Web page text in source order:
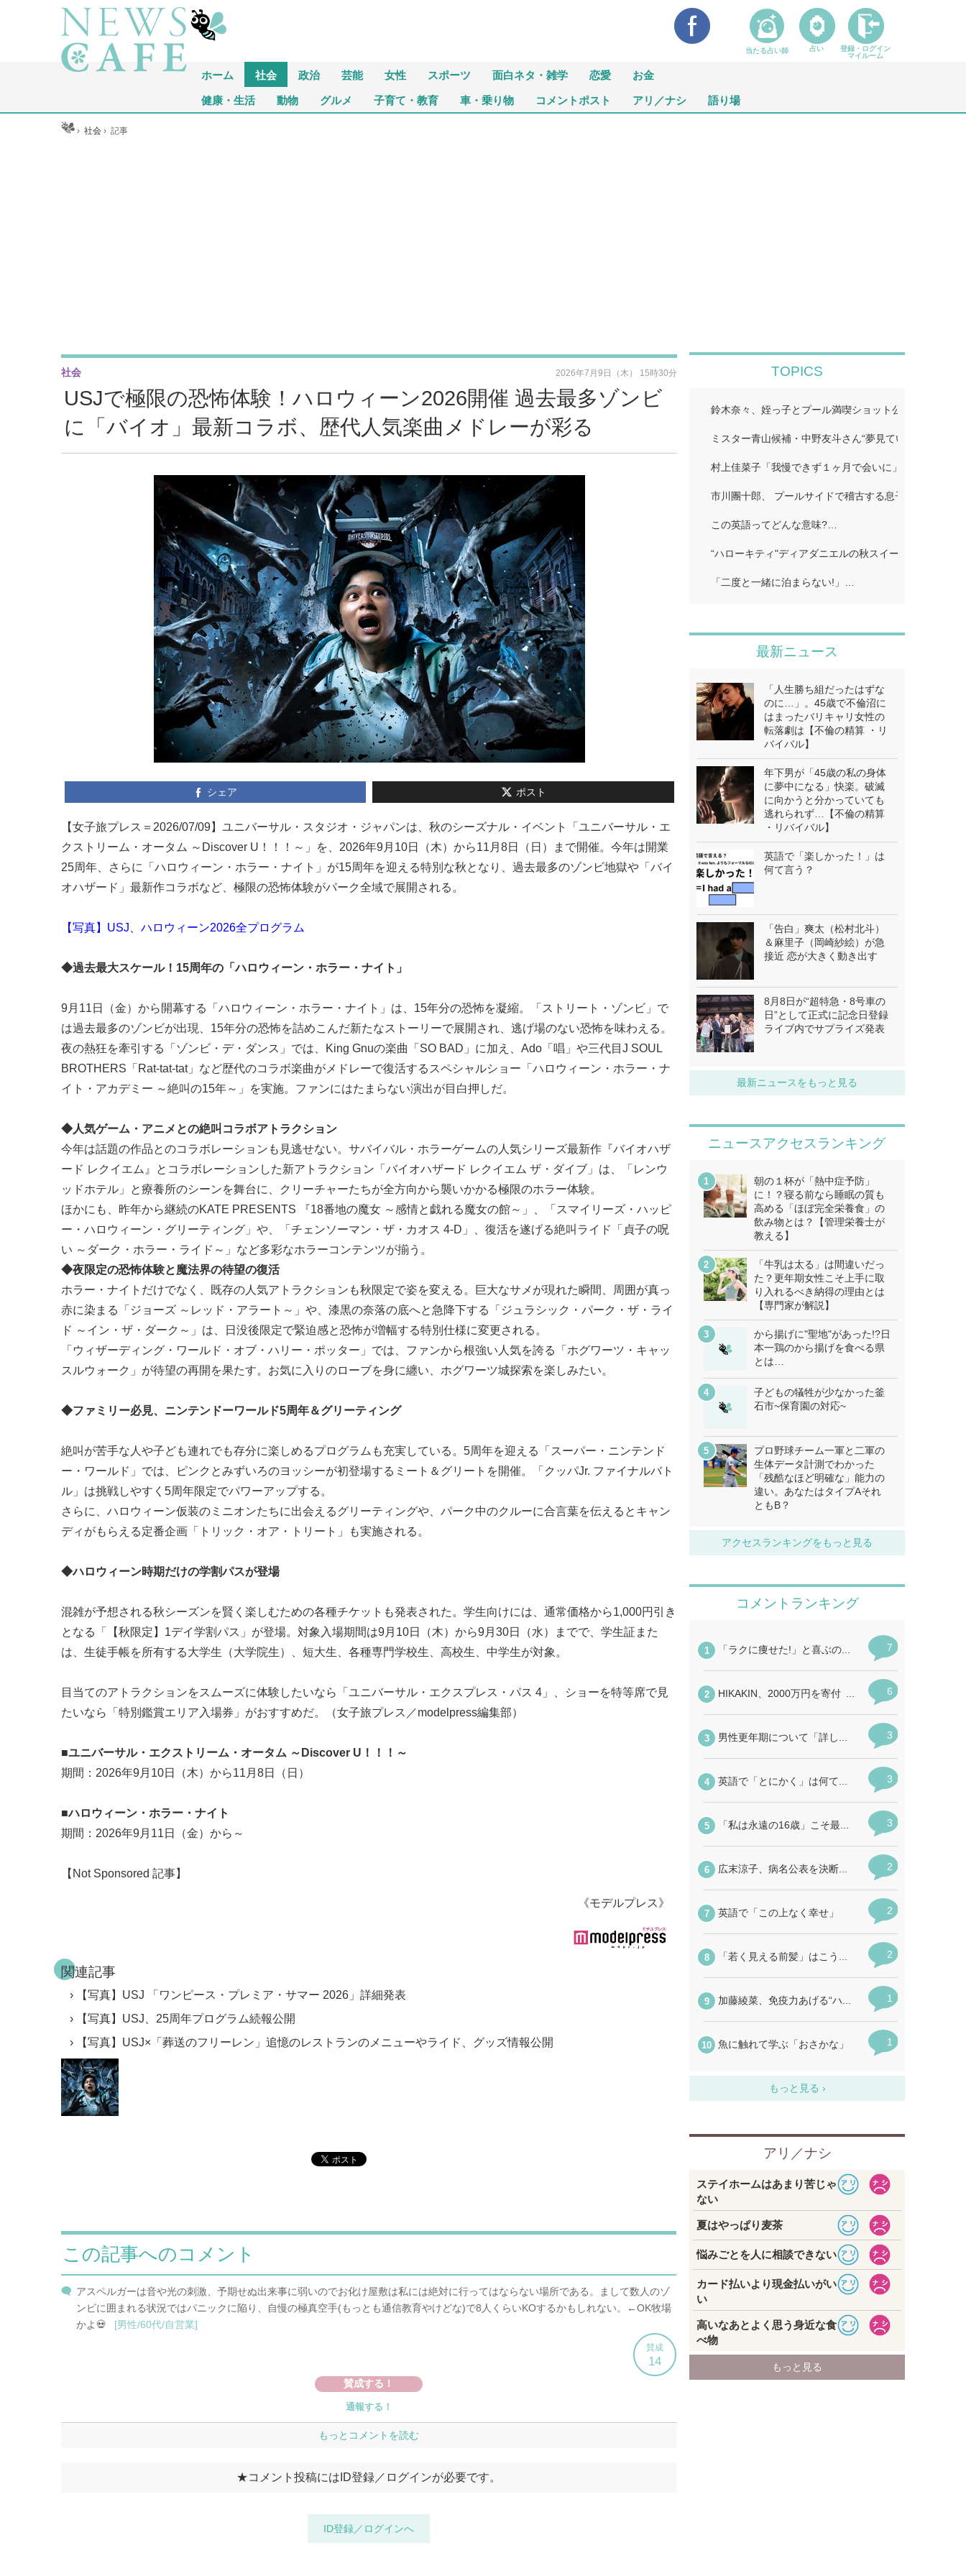
ホーム 社会 政治 芸能 女性 スポーツ 面白ネタ・雑学 恋愛 お金
健康・生活 動物 グルメ 子育て・教育 車・乗り物 コメントポスト アリ／ナシ 語り場
ホーム ›社会 ›記事
USJで極限の恐怖体験！ハロウィーン2026開催 過去最多ゾンビ
に「バイオ」最新コラボ、歴代人気楽曲メドレーが彩る
社会 2026年7月9日（木） 15時30分
シェア ポスト
【女子旅プレス＝2026/07/09】ユニバーサル・スタジオ・ジャパンは、秋のシーズナル・イベント「ユニバーサル・エ
クストリーム・オータム ～Discover U！！！～」を、2026年9月10日（木）から11月8日（日）まで開催。今年は開業
25周年、さらに「ハロウィーン・ホラー・ナイト」が15周年を迎える特別な秋となり、過去最多のゾンビ地獄や「バイ
オハザード」最新作コラボなど、極限の恐怖体験がパーク全域で展開される。
【写真】USJ、ハロウィーン2026全プログラム
◆過去最大スケール！15周年の「ハロウィーン・ホラー・ナイト」
9月11日（金）から開幕する「ハロウィーン・ホラー・ナイト」は、15年分の恐怖を凝縮。「ストリート・ゾンビ」で
は過去最多のゾンビが出現、15年分の恐怖を詰めこんだ新たなストーリーで展開され、逃げ場のない恐怖を味わえる。
夜の熱狂を牽引する「ゾンビ・デ・ダンス」では、King Gnuの楽曲「SO BAD」に加え、Ado「唱」や三代目J SOUL
BROTHERS「Rat-tat-tat」など歴代のコラボ楽曲がメドレーで復活するスペシャルショー「ハロウィーン・ホラー・ナ
イト・アカデミー ～絶叫の15年～」を実施。ファンにはたまらない演出が目白押しだ。
◆人気ゲーム・アニメとの絶叫コラボアトラクション
今年は話題の作品とのコラボレーションも見逃せない。サバイバル・ホラーゲームの人気シリーズ最新作『バイオハザ
ード レクイエム』とコラボレーションした新アトラクション「バイオハザード レクイエム ザ・ダイブ」は、「レンウ
ッドホテル」と療養所のシーンを舞台に、クリーチャーたちが全方向から襲いかかる極限のホラー体験。
ほかにも、昨年から継続のKATE PRESENTS 『18番地の魔女 ～感情と戯れる魔女の館～」、「スマイリーズ・ハッピ
ー・ハロウィーン・グリーティング」や、「チェンソーマン・ザ・カオス 4-D」、復活を遂げる絶叫ライド「貞子の呪
い ～ダーク・ホラー・ライド～」など多彩なホラーコンテンツが揃う。
◆夜限定の恐怖体験と魔法界の待望の復活
ホラー・ナイトだけでなく、既存の人気アトラクションも秋限定で姿を変える。巨大なサメが現れた瞬間、周囲が真っ
赤に染まる「ジョーズ ～レッド・アラート～」や、漆黒の奈落の底へと急降下する「ジュラシック・パーク・ザ・ライ
ド ～イン・ザ・ダーク～」は、日没後限定で緊迫感と恐怖が増幅する特別仕様に変更される。
「ウィザーディング・ワールド・オブ・ハリー・ポッター」では、ファンから根強い人気を誇る「ホグワーツ・キャッ
スルウォーク」が待望の再開を果たす。お気に入りのローブを身に纏い、ホグワーツ城探索を楽しみたい。
◆ファミリー必見、ニンテンドーワールド5周年＆グリーティング
絶叫が苦手な人や子ども連れでも存分に楽しめるプログラムも充実している。5周年を迎える「スーパー・ニンテンド
ー・ワールド」では、ピンクとみずいろのヨッシーが初登場するミート＆グリートを開催。「クッパJr. ファイナルバト
ル」は挑戦しやすく5周年限定でパワーアップする。
さらに、ハロウィーン仮装のミニオンたちに出会えるグリーティングや、パーク中のクルーに合言葉を伝えるとキャン
ディがもらえる定番企画「トリック・オア・トリート」も実施される。
◆ハロウィーン時期だけの学割パスが登場
混雑が予想される秋シーズンを賢く楽しむための各種チケットも発表された。学生向けには、通常価格から1,000円引き
となる「【秋限定】1デイ学割パス」が登場。対象入場期間は9月10日（木）から9月30日（水）までで、学生証また
は、生徒手帳を所有する大学生（大学院生）、短大生、各種専門学校生、高校生、中学生が対象。
目当てのアトラクションをスムーズに体験したいなら「ユニバーサル・エクスプレス・パス 4」、ショーを特等席で見
たいなら「特別鑑賞エリア入場券」がおすすめだ。（女子旅プレス／modelpress編集部）
■ユニバーサル・エクストリーム・オータム ～Discover U！！！～
期間：2026年9月10日（木）から11月8日（日）
■ハロウィーン・ホラー・ナイト
期間：2026年9月11日（金）から～
【Not Sponsored 記事】
《モデルプレス》
関連記事
【写真】USJ 「ワンピース・プレミア・サマー 2026」詳細発表
【写真】USJ、25周年プログラム続報公開
【写真】USJ×「葬送のフリーレン」追憶のレストランのメニューやライド、グッズ情報公開
TOPICS
鈴木奈々、姪っ子とプール満喫ショット公開「仲良し
ミスター青山候補・中野友斗さん“夢見ていた賞受賞に
村上佳菜子「我慢できず１ヶ月で会いに」…
市川團十郎、 プールサイドで稽古する息子の姿公開に
この英語ってどんな意味?…
“ハローキティ"ディアダニエルの秋スイーツビュッフ
「二度と一緒に泊まらない!」…
最新ニュース
「人生勝ち組だったはずな
のに…」。45歳で不倫沼に
はまったバリキャリ女性の
転落劇は【不倫の精算 ・リ
バイバル】
年下男が「45歳の私の身体
に夢中になる」快楽。破滅
に向かうと分かっていても
逃れられず…【不倫の精算
・リバイバル】
英語で「楽しかった！」は
何て言う？
「告白」爽太（松村北斗）
＆麻里子（岡崎紗絵）が急
接近 恋が大きく動き出す
8月8日が“超特急・8号車の
日”として正式に記念日登録
ライブ内でサプライズ発表
最新ニュースをもっと見る
ニュースアクセスランキング
朝の１杯が「熱中症予防」
に！？寝る前なら睡眠の質も
高める「ほぼ完全栄養食」の
飲み物とは？【管理栄養士が
教える】
「牛乳は太る」は間違いだっ
た？更年期女性こそ上手に取
り入れるべき納得の理由とは
【専門家が解説】
から揚げに"聖地"があった!?日
本一鶏のから揚げを食べる県
とは…
子どもの犠牲が少なかった釜
石市~保育園の対応~
プロ野球チーム一軍と二軍の
生体データ計測でわかった
「残酷なほど明確な」能力の
違い。あなたはタイプAそれ
ともB？
アクセスランキングをもっと見る
当たる占い師 占い
登録・ログイン
マイルーム